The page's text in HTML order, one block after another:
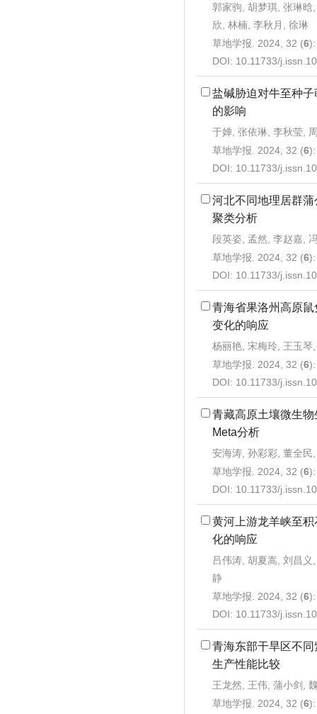
郭家驹, 胡梦琪, 张琳晗
欣, 林楠, 李秋月, 徐琳
草地学报. 2024, 32 (6
DOI: 10.11733/
盐碱胁迫对牛至种
的影响
于婵, 张依琳, 李秋莹,
草地学报. 2024, 32 (6
DOI: 10.11733/
河北不同地理居群
聚类分析
段英姿, 孟然, 李赵嘉,
草地学报. 2024, 32 (6
DOI: 10.11733/
青海省果洛州高原
变化的响应
杨丽艳, 宋梅玲, 王玉琴
草地学报. 2024, 32 (6
DOI: 10.11733/
青藏高原土壤微生
Meta分析
安海涛, 孙彩彩, 董全民
草地学报. 2024, 32 (6
DOI: 10.11733/
黄河上游龙羊峡至
化的响应
吕伟涛, 胡夏嵩, 刘昌
静
草地学报. 2024, 32 (6
DOI: 10.11733/
青海东部干旱区不
生产性能比较
王龙然, 王伟, 蒲小剑,
草地学报. 2024, 32 (6